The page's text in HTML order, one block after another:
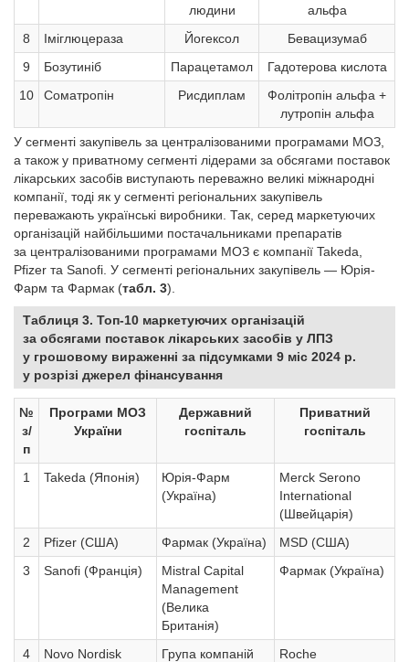
людини
альфа
8
Іміглюцераза Йогексол
Бевацизумаб
9
Бозутиніб Парацетамол
Гадотерова кислота
10
Соматропін Рисдиплам
Фолітропін альфа +
лутропін альфа
У сегменті закупівель за централізованими програмами МОЗ,
а також у приватному сегменті лідерами за обсягами поставок
лікарських засобів виступають переважно великі міжнародні
компанії, тоді як у сегменті регіональних закупівель
переважають українські виробники. Так, серед маркетуючих
організацій найбільшими постачальниками препаратів
за централізованими програмами МОЗ є компанії Takeda,
Pfizer та Sanofi. У сегменті регіональних закупівель — Юрія-
Фарм та Фармак (табл. 3).
Таблиця 3. Топ-10 маркетуючих організацій
за обсягами поставок лікарських засобів у ЛПЗ
у грошовому вираженні за підсумками 9 міс 2024 р.
у розрізі джерел фінансування
№
з/
п
Програми МОЗ
України
Державний
госпіталь
Приватний
госпіталь
1 Takeda (Японія)
Юрія-Фарм
(Україна)
Merck Serono
International
(Швейцарія)
2
Pfizer (США) Фармак (Україна)
MSD (США)
3
Sanofi (Франція)
Mistral Capital
Management
(Велика
Британія)
Фармак (Україна)
4
Novo Nordisk
Група компаній
Roche